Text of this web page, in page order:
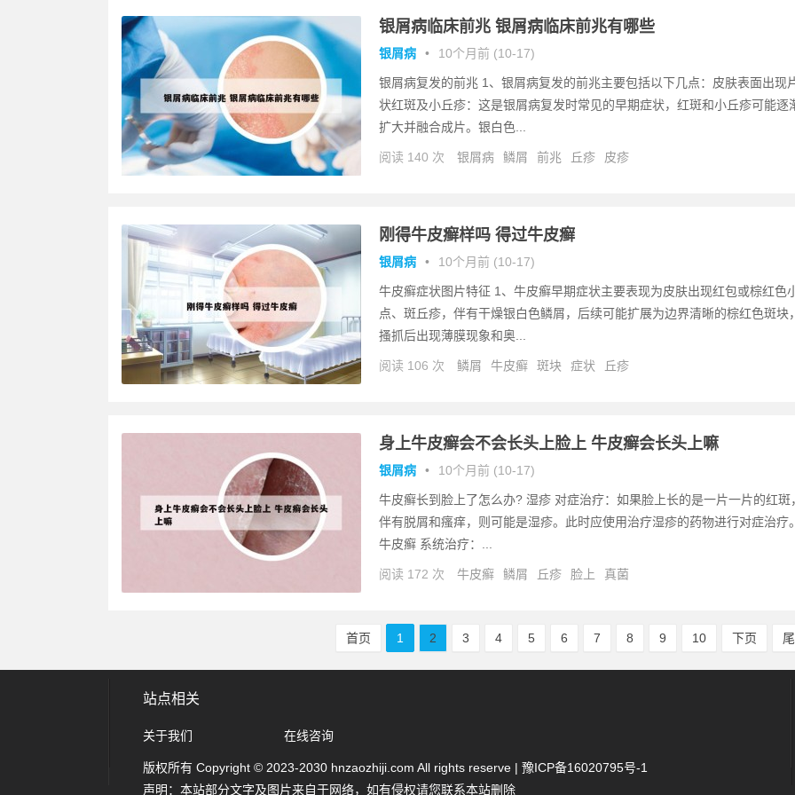
银屑病临床前兆 银屑病临床前兆有哪些
银屑病 • 10个月前 (10-17)
银屑病复发的前兆 1、银屑病复发的前兆主要包括以下几点：皮肤表面出现
状红斑及小丘疹：这是银屑病复发时常见的早期症状，红斑和小丘疹可能逐
扩大并融合成片。银白色...
阅读 140 次 银屑病 鳞屑 前兆 丘疹 皮疹
刚得牛皮癣样吗 得过牛皮癣
银屑病 • 10个月前 (10-17)
牛皮癣症状图片特征 1、牛皮癣早期症状主要表现为皮肤出现红包或棕红色
点、斑丘疹，伴有干燥银白色鳞屑，后续可能扩展为边界清晰的棕红色斑块，
搔抓后出现薄膜现象和奥...
阅读 106 次 鳞屑 牛皮癣 斑块 症状 丘疹
身上牛皮癣会不会长头上脸上 牛皮癣会长头上嘛
银屑病 • 10个月前 (10-17)
牛皮癣长到脸上了怎么办? 湿疹 对症治疗：如果脸上长的是一片一片的红斑，
伴有脱屑和瘙痒，则可能是湿疹。此时应使用治疗湿疹的药物进行对症治疗。
牛皮癣 系统治疗：...
阅读 172 次 牛皮癣 鳞屑 丘疹 脸上 真菌
首页 1 2 3 4 5 6 7 8 9 10 下页
站点相关
关于我们 在线咨询
版权所有 Copyright © 2023-2030 hnzaozhiji.com All rights reserve | 豫ICP备16020795号-1
声明：本站部分文字及图片来自于网络，如有侵权请您联系本站删除